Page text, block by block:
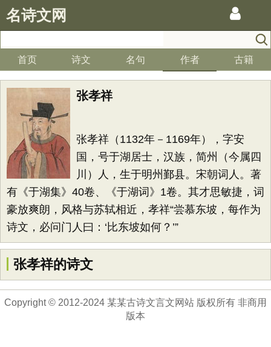
名诗文网
首页 诗文 名句 作者 古籍
张孝祥
张孝祥（1132年－1169年），字安
国，号于湖居士，汉族，简州（今属四
川）人，生于明州鄞县。宋朝词人。著
有《于湖集》40卷、《于湖词》1卷。其才思敏捷，词
豪放爽朗，风格与苏轼相近，孝祥“尝慕东坡，每作为
诗文，必问门人曰：‘比东坡如何？’”
张孝祥的诗文
Copyright © 2012-2024 某某古诗文言文网站 版权所有 非商用
版本